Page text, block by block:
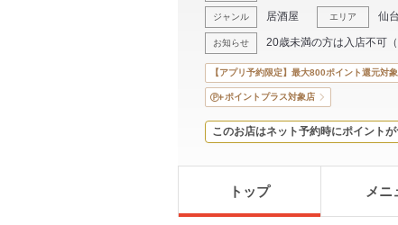
ジャンル 居酒屋 エリア 仙
お知らせ 20歳未満の方は入店不可（
【アプリ予約限定】最大800ポイント還元対
ポイントプラス対象店
このお店はネット予約時にポイント
トップ メニ